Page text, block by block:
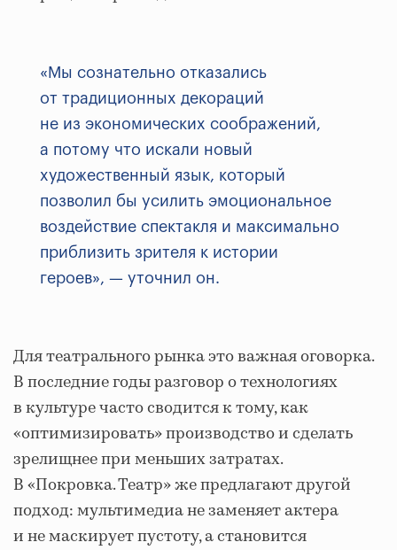
«Мы сознательно отказались
от традиционных декораций
не из экономических соображений,
а потому что искали новый
художественный язык, который
позволил бы усилить эмоциональное
воздействие спектакля и максимально
приблизить зрителя к истории
героев», — уточнил он.
Для театрального рынка это важная оговорка.
В последние годы разговор о технологиях
в культуре часто сводится к тому, как
«оптимизировать» производство и сделать
зрелищнее при меньших затратах.
В «Покровка. Театр» же предлагают другой
подход: мультимедиа не заменяет актера
и не маскирует пустоту, а становится